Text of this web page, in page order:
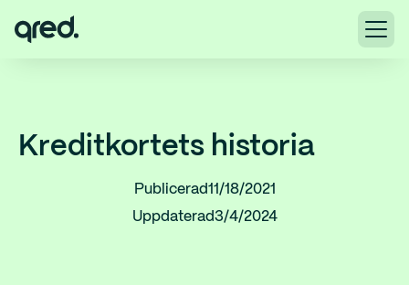
Kreditkortets historia
Publicerad11/18/2021
Uppdaterad3/4/2024